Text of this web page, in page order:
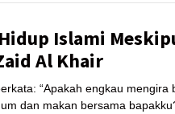
Islami
Al Khair
“Apakah engkau mengira
dan makan bersama